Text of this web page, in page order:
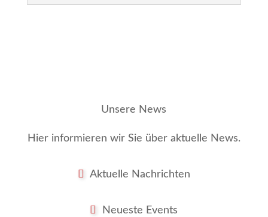
Unsere News
Hier informieren wir Sie über aktuelle News.
Aktuelle Nachrichten
Neueste Events